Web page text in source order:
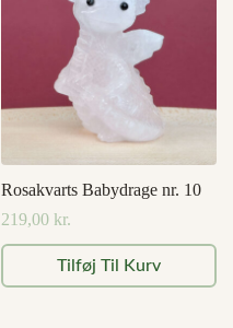
Rosakvarts Babydrage nr. 10
219,00 kr.
Tilføj Til Kurv